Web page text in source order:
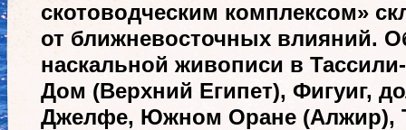
скотоводческим комплексом»
от ближневосточных влияний.
наскальной живописи в
Дом (Верхний Египет), Фигуиг,
Джелфе, Южном Оране (Алжир),